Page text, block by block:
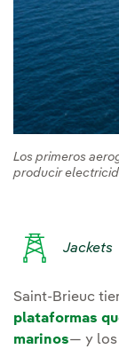
Los primeros
producir
Jackets
Saint-Brieuc
plataformas
marinos— y